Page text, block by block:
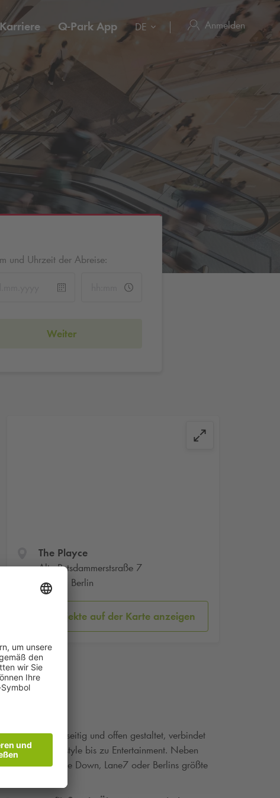
Karriere Q-Park App DE Anmelden
und Uhrzeit der Abreise:
Weiter
The Playce
Alte Potsdammerstsraße 7
10785 Berlin
Parkobjekte auf der Karte anzeigen
vielseitig und offen gestaltet, verbindet
Mode und Lifestyle bis zu Entertainment. Neben
The Upside Down, Lane7 oder Berlins größte